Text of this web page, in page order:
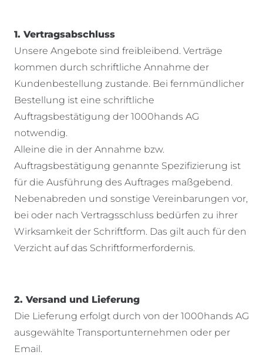
1. Vertragsabschluss
Unsere Angebote sind freibleibend. Verträge
kommen durch schriftliche Annahme der
Kundenbestellung zustande. Bei fernmündlicher
Bestellung ist eine schriftliche
Auftragsbestätigung der 1000hands AG
notwendig.
Alleine die in der Annahme bzw.
Auftragsbestätigung genannte Spezifizierung ist
für die Ausführung des Auftrages maßgebend.
Nebenabreden und sonstige Vereinbarungen vor,
bei oder nach Vertragsschluss bedürfen zu ihrer
Wirksamkeit der Schriftform. Das gilt auch für den
Verzicht auf das Schriftformerfordernis.
2. Versand und Lieferung
Die Lieferung erfolgt durch von der 1000hands AG
ausgewählte Transportunternehmen oder per
Email.